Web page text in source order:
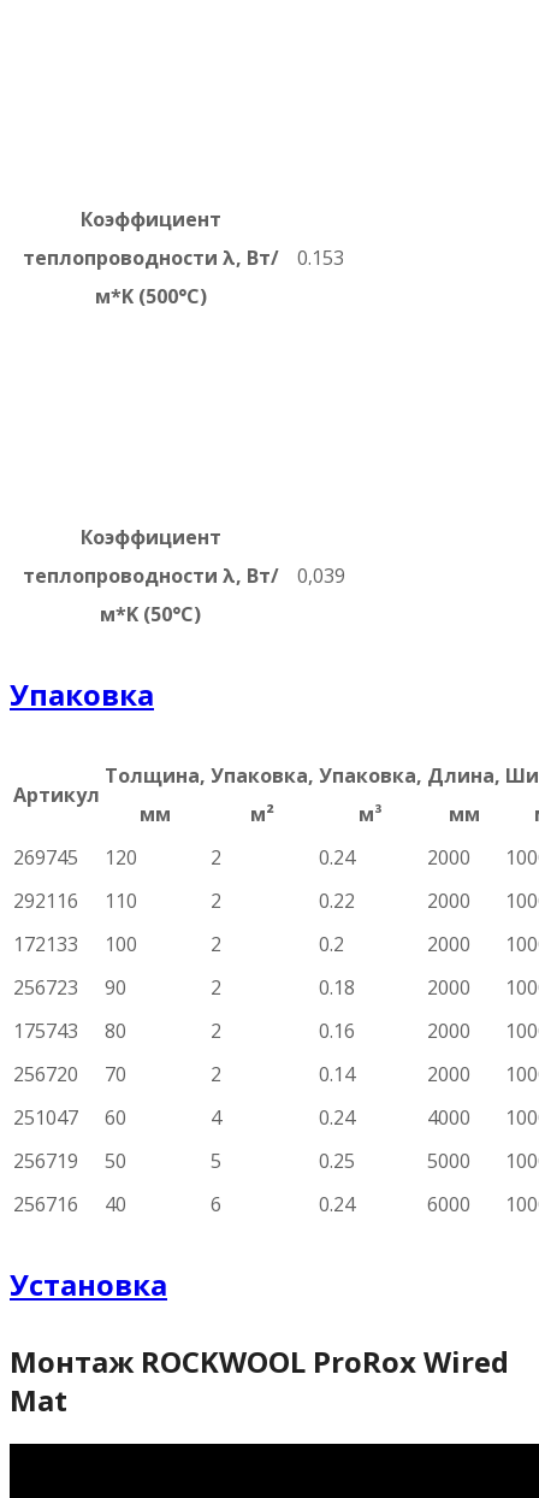
Коэффициент
теплопроводности λ, Вт/
м*K (500°C)
0.153
Коэффициент
теплопроводности λ, Вт/
м*K (50°C)
0,039
Упаковка
Артикул
Толщина,
мм
Упаковка,
м²
Упаковка,
м³
Длина,
мм
269745
120 2 0.24 2000
292116
110 2 0.22 2000
172133
100 2 0.2 2000
256723
90 2 0.18 2000
175743
80 2 0.16 2000
256720
70 2 0.14 2000
251047
60 4 0.24 4000
256719
50 5 0.25 5000
256716
40 6 0.24 6000
Установка
Монтаж ROCKWOOL ProRox Wired
Mat